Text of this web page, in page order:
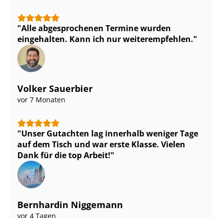
Alle abgesprochenen Termine wurden
eingehalten. Kann ich nur weiterempfehlen.
Volker Sauerbier
vor 7 Monaten
Unser Gutachten lag innerhalb weniger Tage
auf dem Tisch und war erste Klasse. Vielen
Dank für die top Arbeit!
Bernhardin Niggemann
vor 4 Tagen